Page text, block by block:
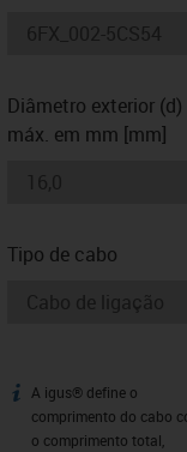
Diâmetro exterior (d)
máx. em mm [mm]
Tipo de cabo
igus-icon-info
A igus® define o
comprimento do cabo
o comprimento total,